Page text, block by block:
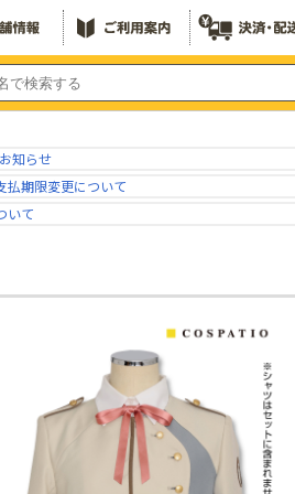
知らせ
払期限変更について
いて